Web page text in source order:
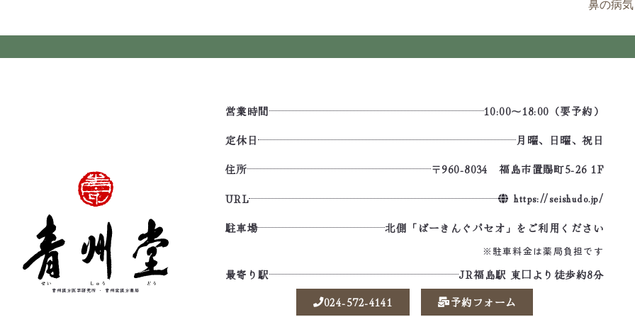
鼻の病気
青州漢方医学研究所 ・青州堂漢方薬局
営業時間
10:00～18:00（要予約）
定休日
月曜、日曜、祝日
住所
〒960-8034 福島市置賜町5-26 1F
URL
https://seishudo.jp/
駐車場
北側「ぱーきんぐパセオ」をご利用ください
※駐車料金は薬局負担です
最寄り駅
JR福島駅 東口より徒歩約8分
024-572-4141
予約フォーム